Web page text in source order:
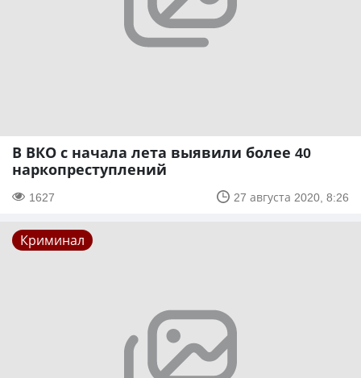
В ВКО с начала лета выявили более 40
наркопреступлений
1627 27 августа 2020, 8:26
Криминал